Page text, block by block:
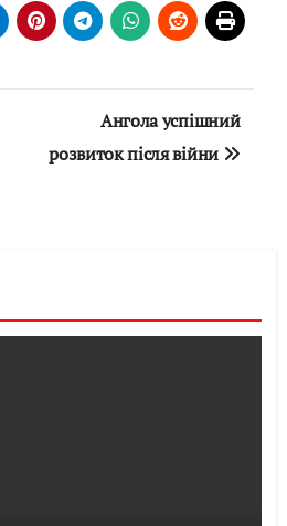
Ангола успішний
розвиток після війни